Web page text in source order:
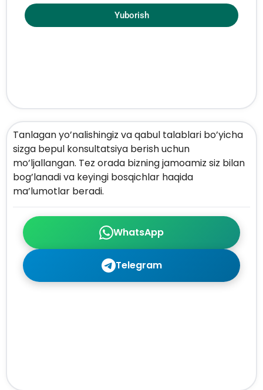
WhatsApp
Telegram
Tanlagan yo’nalishingiz va qabul talablari bo’yicha
sizga bepul konsultatsiya berish uchun
mo’ljallangan. Tez orada bizning jamoamiz siz bilan
bog’lanadi va keyingi bosqichlar haqida
ma’lumotlar beradi.
Yuborish